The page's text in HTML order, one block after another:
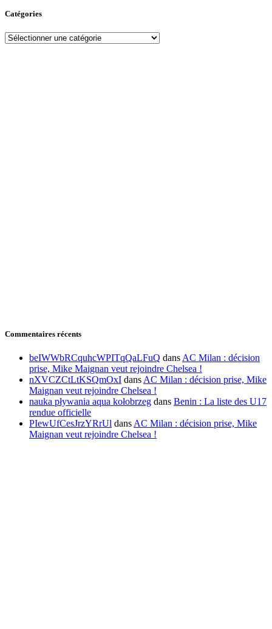
Catégories
Catégories
Commentaires récents
beIWWbRCquhcWPITqQaLFuQ dans AC Milan : décision
prise, Mike Maignan veut rejoindre Chelsea !
nXVCZCtLtKSQmOxI dans AC Milan : décision prise, Mike
Maignan veut rejoindre Chelsea !
nauka pływania aqua kołobrzeg dans Benin : La liste des U17
rendue officielle
PIewUfCesJrzYRrUl dans AC Milan : décision prise, Mike
Maignan veut rejoindre Chelsea !